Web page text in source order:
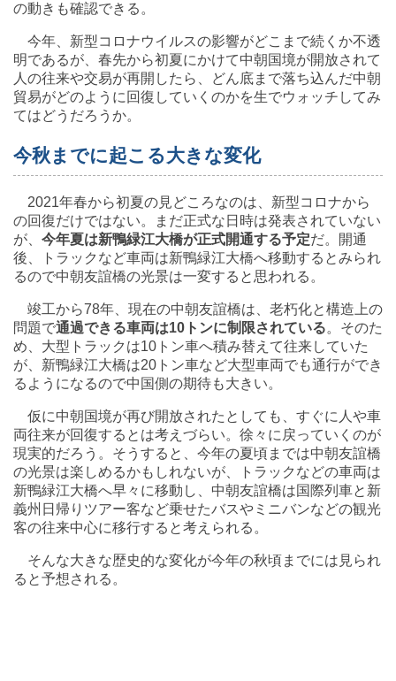
の動きも確認できる。
今年、新型コロナウイルスの影響がどこまで続くか不透
明であるが、春先から初夏にかけて中朝国境が開放されて
人の往来や交易が再開したら、どん底まで落ち込んだ中朝
貿易がどのように回復していくのかを生でウォッチしてみ
てはどうだろうか。
今秋までに起こる大きな変化
2021年春から初夏の見どころなのは、新型コロナから
の回復だけではない。まだ正式な日時は発表されていない
が、 今年夏は新鴨緑江大橋が正式開通する予定だ。開通
後、トラックなど車両は新鴨緑江大橋へ移動するとみられ
るので中朝友誼橋の光景は一変すると思われる。
竣工から78年、現在の中朝友誼橋は、老朽化と構造上の
問題で通過できる車両は10トンに制限されている。そのた
め、大型トラックは10トン車へ積み替えて往来していた
が、新鴨緑江大橋は20トン車など大型車両でも通行ができ
るようになるので中国側の期待も大きい。
仮に中朝国境が再び開放されたとしても、すぐに人や車
両往来が回復するとは考えづらい。徐々に戻っていくのが
現実的だろう。そうすると、今年の夏頃までは中朝友誼橋
の光景は楽しめるかもしれないが、トラックなどの車両は
新鴨緑江大橋へ早々に移動し、中朝友誼橋は国際列車と新
義州日帰りツアー客など乗せたバスやミニバンなどの観光
客の往来中心に移行すると考えられる。
そんな大きな歴史的な変化が今年の秋頃までには見られ
ると予想される。